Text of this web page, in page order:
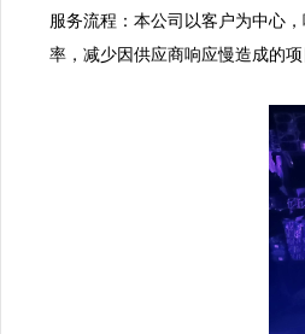
服务流程：本公司以客户为中心
率，减少因供应商响应慢造成的项